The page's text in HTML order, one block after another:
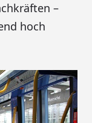
–
hoch